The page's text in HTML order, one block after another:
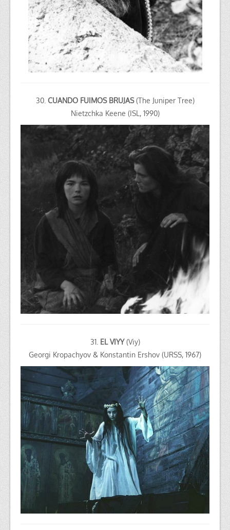
30. CUANDO FUIMOS BRUJAS(The Juniper Tree)
Nietzchka Keene (ISL, 1990)
31. EL VIYY(Viy)
Georgi Kropachyov & Konstantin Ershov (URSS, 1967)